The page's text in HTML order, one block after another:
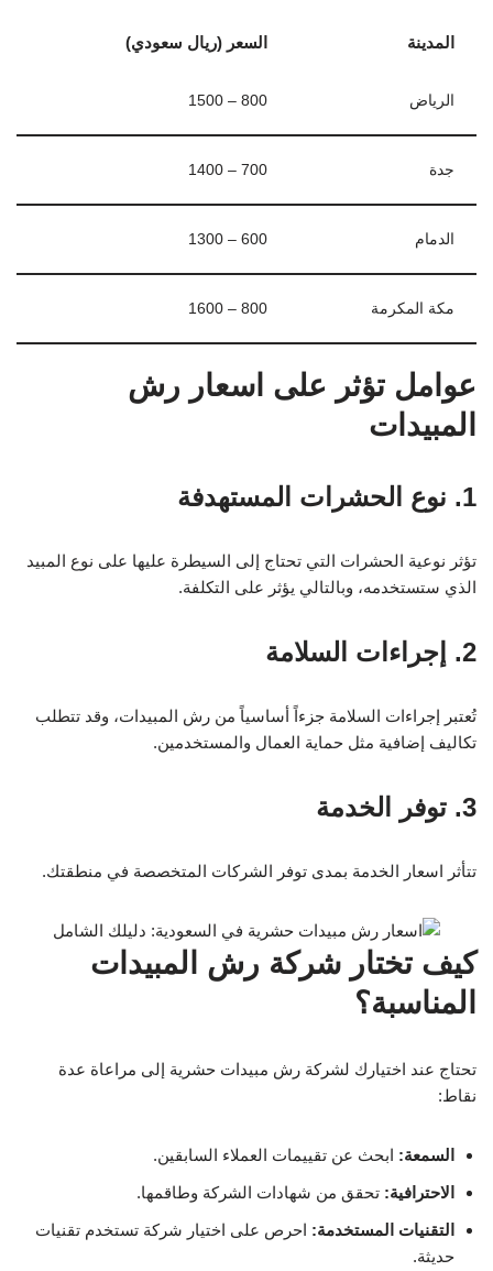
المدينة السعر (ريال سعودي)
الرياض 800 – 1500
جدة 700 – 1400
الدمام 600 – 1300
مكة المكرمة 800 – 1600
عوامل تؤثر على اسعار رش
المبيدات
1. نوع الحشرات المستهدفة
تؤثر نوعية الحشرات التي تحتاج إلى السيطرة عليها على نوع المبيد
الذي ستستخدمه، وبالتالي يؤثر على التكلفة.
2. إجراءات السلامة
تُعتبر إجراءات السلامة جزءاً أساسياً من رش المبيدات، وقد تتطلب
تكاليف إضافية مثل حماية العمال والمستخدمين.
3. توفر الخدمة
تتأثر اسعار الخدمة بمدى توفر الشركات المتخصصة في منطقتك.
كيف تختار شركة رش المبيدات
المناسبة؟
تحتاج عند اختيارك لشركة رش مبيدات حشرية إلى مراعاة عدة
نقاط:
السمعة: ابحث عن تقييمات العملاء السابقين.
الاحترافية: تحقق من شهادات الشركة وطاقمها.
التقنيات المستخدمة: احرص على اختيار شركة تستخدم تقنيات
حديثة.